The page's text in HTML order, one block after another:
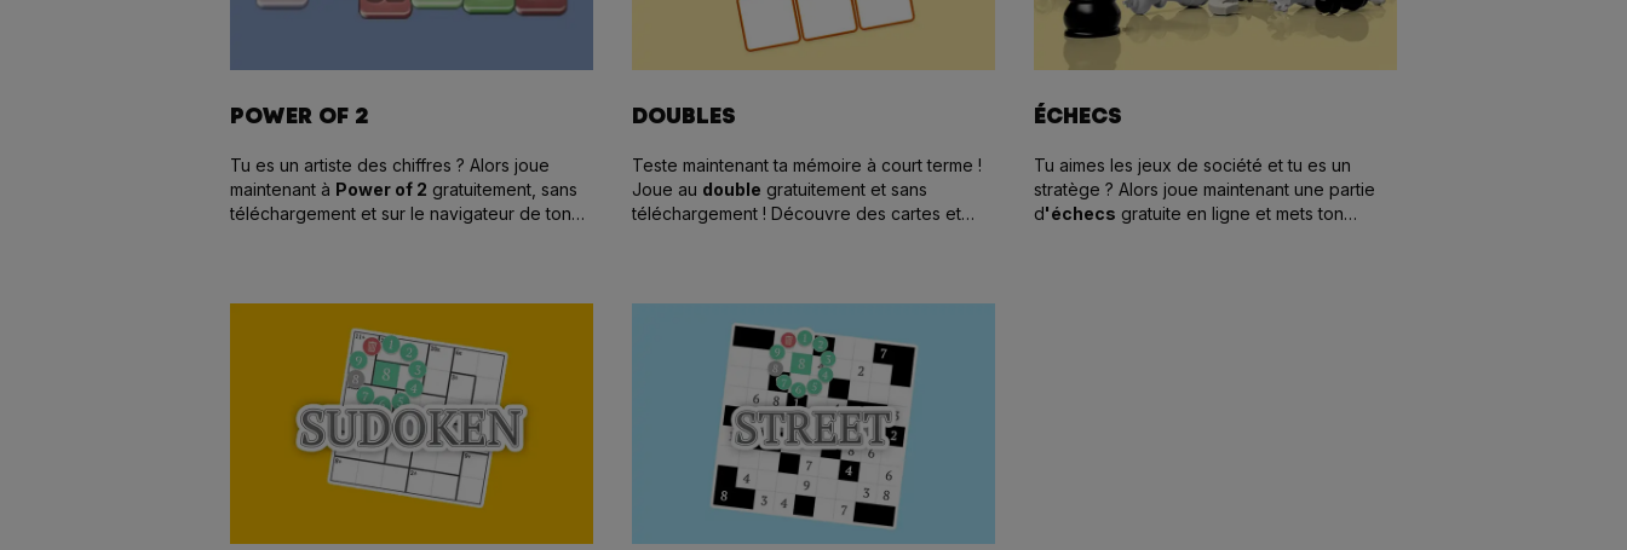
POWER OF 2
Tu es un artiste des chiffres ? Alors joue
maintenant à Power of 2 gratuitement, sans
téléchargement et sur le navigateur de ton
DOUBLES
Teste maintenant ta mémoire à court terme !
Joue au double gratuitement et sans
téléchargement ! Découvre des cartes et
ÉCHECS
Tu aimes les jeux de société et tu es un
stratège ? Alors joue maintenant une partie
d'échecs gratuite en ligne et mets ton